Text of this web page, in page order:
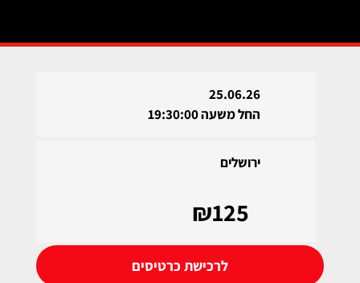
25.06.26
החל משעה 19:30:00
ירושלים
₪125
לרכישת כרטיסים